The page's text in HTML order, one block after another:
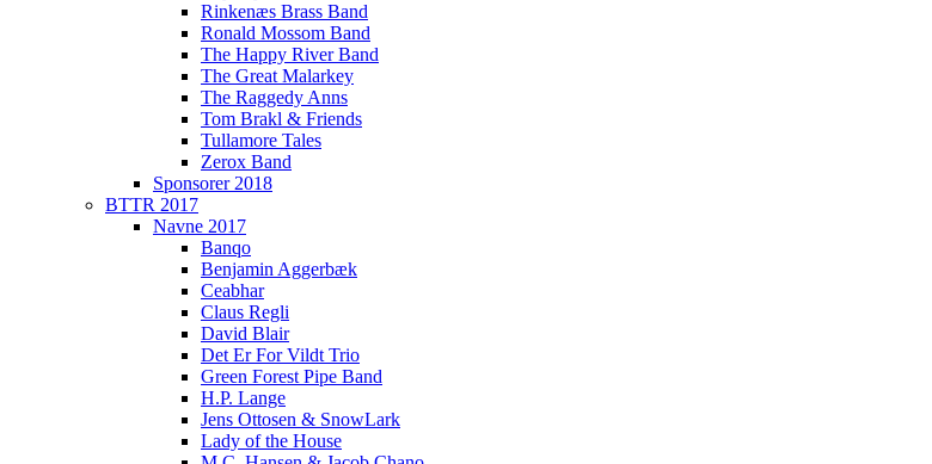
Rinkenæs Brass Band
Ronald Mossom Band
The Happy River Band
The Great Malarkey
The Raggedy Anns
Tom Brakl & Friends
Tullamore Tales
Zerox Band
Sponsorer 2018
BTTR 2017
Navne 2017
Banqo
Benjamin Aggerbæk
Ceabhar
Claus Regli
David Blair
Det Er For Vildt Trio
Green Forest Pipe Band
H.P. Lange
Jens Ottosen & SnowLark
Lady of the House